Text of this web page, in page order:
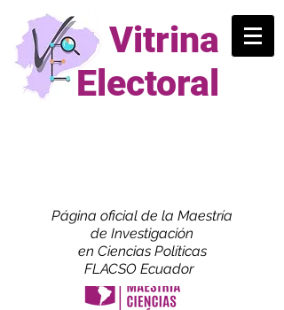
Vitrina
Electoral
Página oficial de la Maestría
de Investigación
en Ciencias Políticas
FLACSO Ecuador